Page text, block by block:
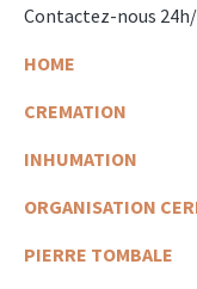
Contactez-nous
HOME
CREMATION
INHUMATION
ORGANISATION
PIERRE TOMBALE